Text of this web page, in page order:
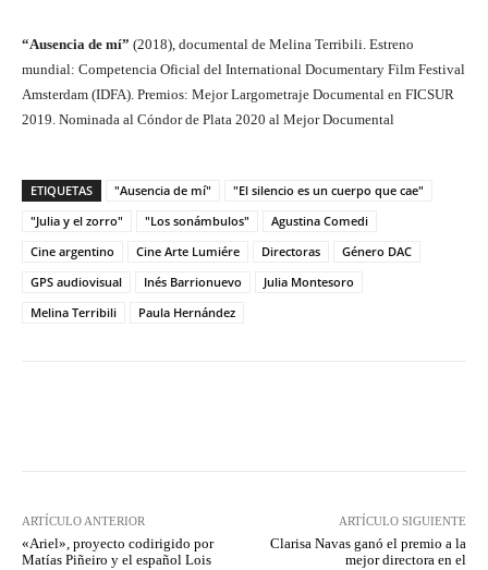
“Ausencia de mí” (2018), documental de Melina Terribili. Estreno
mundial: Competencia Oficial del International Documentary Film Festival
Amsterdam (IDFA). Premios: Mejor Largometraje Documental en FICSUR
2019. Nominada al Cóndor de Plata 2020 al Mejor Documental
ETIQUETAS "Ausencia de mí"
"El silencio es un cuerpo que cae"
"Julia y el zorro"
"Los sonámbulos"
Agustina Comedi
Cine argentino
Cine Arte Lumiére Directoras
Género DAC
GPS audiovisual
Inés Barrionuevo
Julia Montesoro
Melina Terribili
Paula Hernández
ARTÍCULO ANTERIOR
«Ariel», proyecto codirigido por
Matías Piñeiro y el español Lois
ARTÍCULO SIGUIENTE
Clarisa Navas ganó el premio a la
mejor directora en el